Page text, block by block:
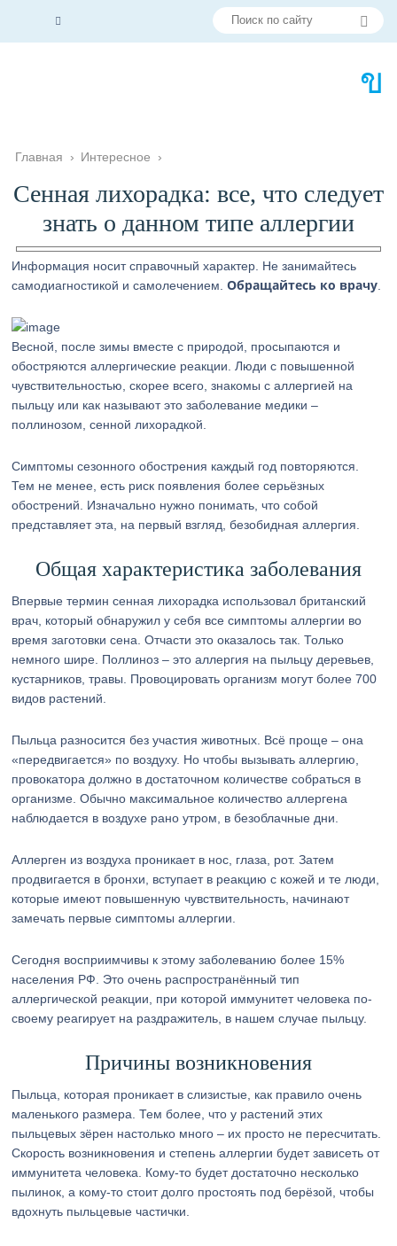
Главная › Интересное ›
Сенная лихорадка: все, что следует
знать о данном типе аллергии
Информация носит справочный характер. Не занимайтесь
самодиагностикой и самолечением.Обращайтесь ко врачу
Весной, после зимы вместе с природой, просыпаются и
обостряются аллергические реакции. Люди с повышенной
чувствительностью, скорее всего, знакомы с аллергией на
пыльцу или как называют это заболевание медики –
поллинозом, сенной лихорадкой.
Симптомы сезонного обострения каждый год повторяются.
Тем не менее, есть риск появления более серьёзных
обострений. Изначально нужно понимать, что собой
представляет эта, на первый взгляд, безобидная аллергия.
Общая характеристика заболевания
Впервые термин сенная лихорадка использовал британский
врач, который обнаружил у себя все симптомы аллергии во
время заготовки сена. Отчасти это оказалось так. Только
немного шире. Поллиноз – это аллергия на пыльцу деревьев,
кустарников, травы. Провоцировать организм могут более 700
видов растений.
Пыльца разносится без участия животных. Всё проще – она
«передвигается» по воздуху. Но чтобы вызывать аллергию,
провокатора должно в достаточном количестве собраться в
организме. Обычно максимальное количество аллергена
наблюдается в воздухе рано утром, в безоблачные дни.
Аллерген из воздуха проникает в нос, глаза, рот. Затем
продвигается в бронхи, вступает в реакцию с кожей и те люди,
которые имеют повышенную чувствительность, начинают
замечать первые симптомы аллергии.
Сегодня восприимчивы к этому заболеванию более 15%
населения РФ. Это очень распространённый тип
аллергической реакции, при которой иммунитет человека по-
своему реагирует на раздражитель, в нашем случае пыльцу.
Причины возникновения
Пыльца, которая проникает в слизистые, как правило очень
маленького размера. Тем более, что у растений этих
пыльцевых зёрен настолько много – их просто не пересчитать.
Скорость возникновения и степень аллергии будет зависеть от
иммунитета человека. Кому-то будет достаточно несколько
пылинок, а кому-то стоит долго простоять под берёзой, чтобы
вдохнуть пыльцевые частички.